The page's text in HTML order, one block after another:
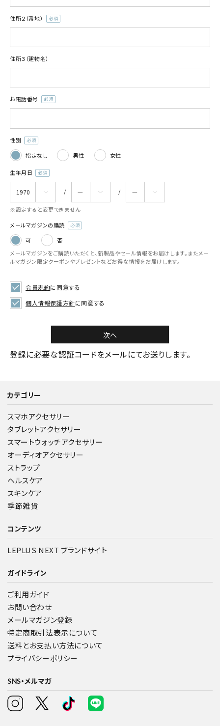
住所２（番地）
(必
住所３（建物名）
お電話番号
(必
性別
須)
指定なし 男性 女性
生年月日
(必
※設定すると変更できません
メールマガジンの購読
可
否
メールマガジンをご購読いただくと、新製品やセール情報をお届けします。またメー
ルマガジン限定クーポンやプレゼントなどお得な情報をお届けします。
会員規約に同意する
個人情報保護方針に同意する
次へ
登録に必要な認証コードをメールにてお送りします。
カテゴリー
スマホアクセサリー
タブレットアクセサリー
スマートウォッチアクセサリー
オーディオアクセサリー
ストラップ
ヘルスケア
スキンケア
季節雑貨
コンテンツ
LEPLUS NEXT ブランドサイト
ガイドライン
ご利用ガイド
お問い合わせ
メールマガジン登録
特定商取引法表示について
送料とお支払い方法について
プライバシーポリシー
SNS・メルマガ